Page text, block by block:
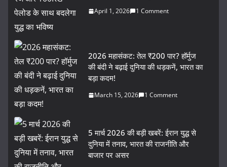
April 1, 2026 1 Comment
2026 महासंकट: तेल ₹200 पार? हॉर्मुज
की बंदी ने बढ़ाई दुनिया की धड़कनें, भारत का
बड़ा कदम!
March 15, 2026 1 Comment
5 मार्च 2026 की बड़ी खबरें: ईरान युद्ध से
दुनिया में तनाव, भारत की राजनीति और
बाजार पर असर